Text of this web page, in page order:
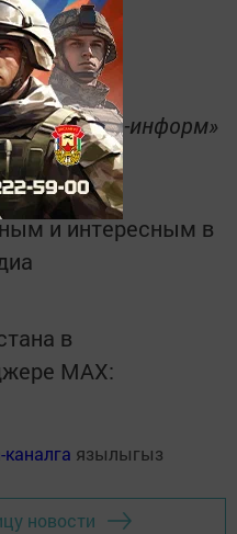
/ «Татар-информ»
и интересным в
в
MАХ:
каналга язылыгыз
новости